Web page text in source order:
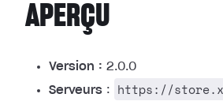
APERÇU
Version : 2.0.0
Serveurs : https://